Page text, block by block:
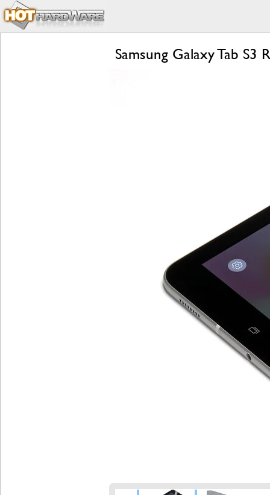
Samsung Galaxy Tab